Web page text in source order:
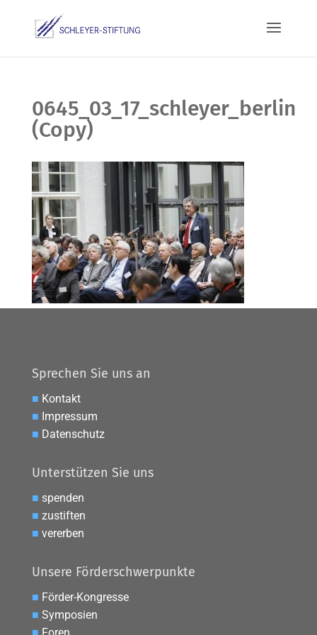
0645_03_17_schleyer_berlin
(Copy)
Sprechen Sie uns an
■ Kontakt
■ Impressum
■ Datenschutz
Unterstützen Sie uns
■ spenden
■ zustiften
■ vererben
Unsere Förderschwerpunkte
■ Förder-Kongresse
■ Symposien